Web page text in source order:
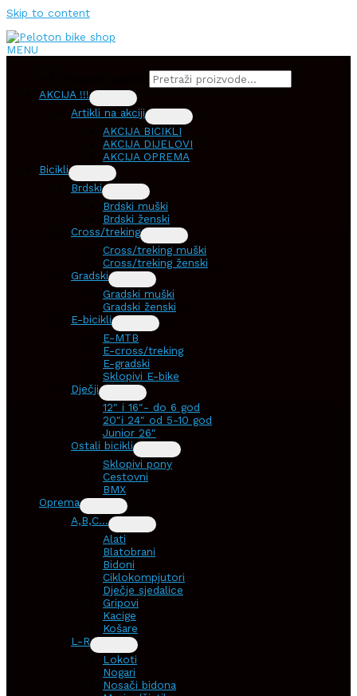
Skip to content
MENU
AKCIJA !!!
Artikli na akciji
AKCIJA BICIKLI
AKCIJA DIJELOVI
AKCIJA OPREMA
Bicikli
Brdski
Brdski muški
Brdski ženski
Cross/treking
Cross/treking muški
Cross/treking ženski
Gradski
Gradski muški
Gradski ženski
E-bicikli
E-MTB
E-cross/treking
E-gradski
Sklopivi E-bike
Dječji
12″ i 16″- do 6 god
20″i 24″ od 5-10 god
Junior 26″
Ostali bicikli
Sklopivi pony
Cestovni
BMX
Oprema
A,B,C…
Alati
Blatobrani
Bidoni
Ciklokompjutori
Dječje sjedalice
Gripovi
Kacige
Košare
L-R
Lokoti
Nogari
Nosači bidona